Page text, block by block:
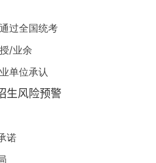
过全国统考
/业余
单位承认
生风险预警
诺